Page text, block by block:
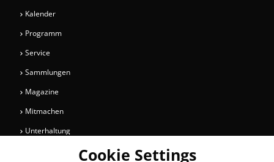
Kalender
Programm
Service
Sammlungen
Magazine
Mitmachen
Unterhaltung
Cookie Settings